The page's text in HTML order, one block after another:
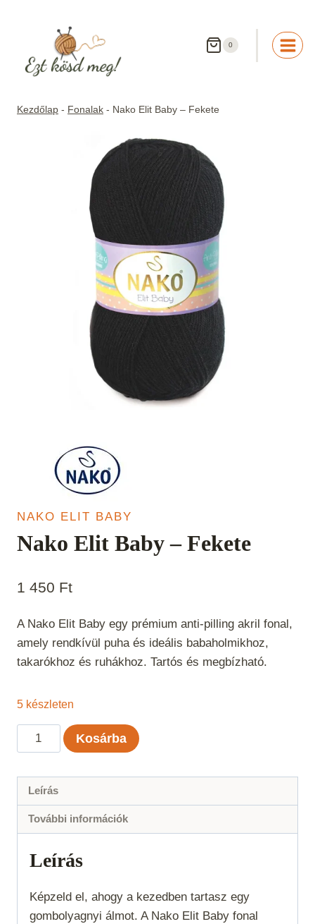
0
Kezdőlap - Fonalak - Nako Elit Baby – Fekete
NAKO ELIT BABY
Nako Elit Baby – Fekete
1 450 Ft
A Nako Elit Baby egy prémium anti-pilling akril fonal,
amely rendkívül puha és ideális babaholmikhoz,
takarókhoz és ruhákhoz. Tartós és megbízható.
5 készleten
Nako
Elit
Fekete
Kosárba
Leírás
További információk
Leírás
Képzeld el, ahogy a kezedben tartasz egy
gombolyagnyi álmot. A Nako Elit Baby fonal